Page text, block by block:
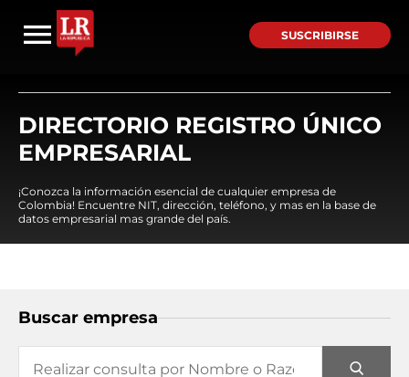
SUSCRIBIRSE
DIRECTORIO REGISTRO ÚNICO
EMPRESARIAL
¡Conozca la información esencial de cualquier empresa de
Colombia! Encuentre NIT, dirección, teléfono, y mas en la base de
datos empresarial mas grande del país.
Buscar empresa